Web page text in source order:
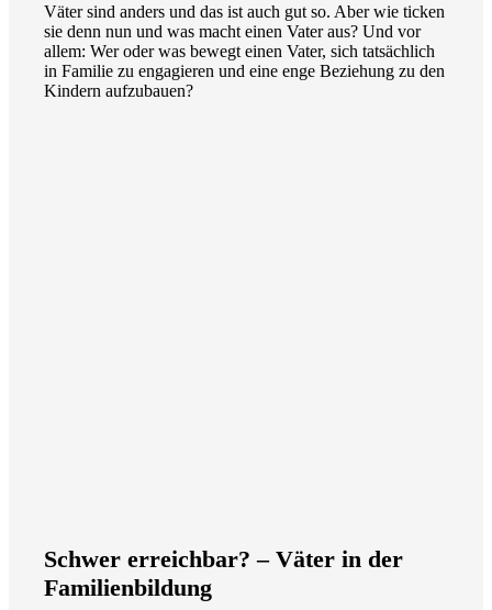
Väter sind anders und das ist auch gut so. Aber wie ticken
sie denn nun und was macht einen Vater aus? Und vor
allem: Wer oder was bewegt einen Vater, sich tatsächlich
in Familie zu engagieren und eine enge Beziehung zu den
Kindern aufzubauen?
Schwer erreichbar? – Väter in der
Familienbildung